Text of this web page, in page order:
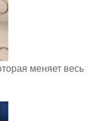
меняет весь